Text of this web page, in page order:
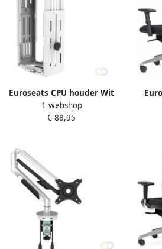
Euroseats CPU houder Wit
1 webshop
€ 88,95